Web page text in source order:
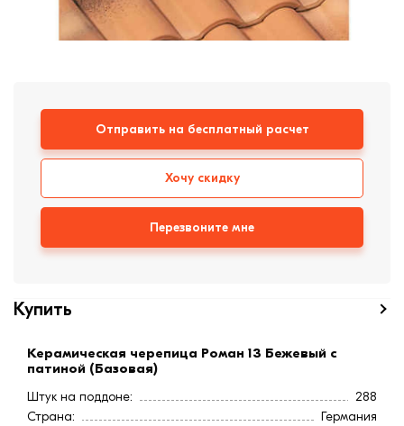
формовки
Клинкерная плитка
Отправить на бесплатный расчет
Хочу скидку
Перезвоните мне
Купить
Керамическая черепица Роман 13 Бежевый c
патиной (Базовая)
Штук на поддоне:
288
Страна:
Германия